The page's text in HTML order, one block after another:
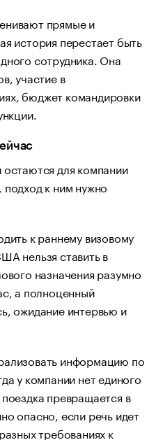
прямые и
история перестает быть
сотрудника. Она
участие в
бюджет командировки
для компании
к ним нужно
к раннему визовому
нельзя ставить в
назначения разумно
а полноценный
ожидание интервью и
информацию по
у компании нет единого
превращается в
опасно, если речь идет
требованиях к